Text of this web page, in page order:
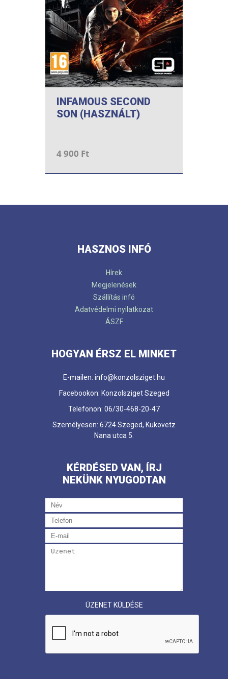
INFAMOUS SECOND
SON (HASZNÁLT)
4 900 Ft
HASZNOS INFÓ
Hírek
Megjelenések
Szállítás infó
Adatvédelmi nyilatkozat
ÁSZF
HOGYAN ÉRSZ EL MINKET
E-mailen: info@konzolsziget.hu
Facebookon: Konzolsziget Szeged
Telefonon: 06/30-468-20-47
Személyesen: 6724 Szeged, Kukovetz
Nana utca 5.
KÉRDÉSED VAN, ÍRJ
NEKÜNK NYUGODTAN
ÜZENET KÜLDÉSE